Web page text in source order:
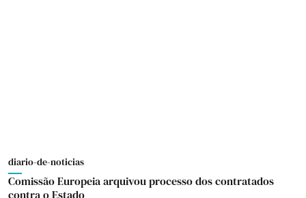
diario-de-noticias
Comissão Europeia arquivou processo dos contratados
contra o Estado